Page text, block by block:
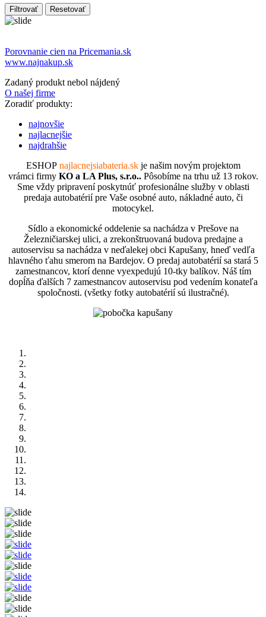
Porovnanie cien na Pricemania.sk
www.najnakup.sk
Zadaný produkt nebol nájdený
O našej firme
Zoradiť produkty:
najnovšie
najlacnejšie
najdrahšie
ESHOP najlacnejsiabateria.skje našim novým projektom
vrámci firmy KO a LA Plus, s.r.o.. Pôsobíme na trhu už 13 rokov.
Sme vždy pripravení poskytnúť profesionálne služby v oblasti
predaja autobatérií pre Vaše osobné auto, nákladné auto, či
motocykel.
Sídlo a ekonomické oddelenie sa nachádza v Prešove na
Železničiarskej ulici, a zrekonštruovaná budova predajne a
autoservisu sa nachádza v neďalekej obci Kapušany, hneď vedľa
hlavného ťahu smerom na Bardejov. O predaj autobatérií sa stará 5
zamestnancov, ktorí denne vyexpedujú 10-tky balíkov. Náš tím
dopĺňa ďalších 7 zamestnancov autoservisu pod vedením konateľa
spoločnosti. (všetky fotky autobatérií sú ilustračné).